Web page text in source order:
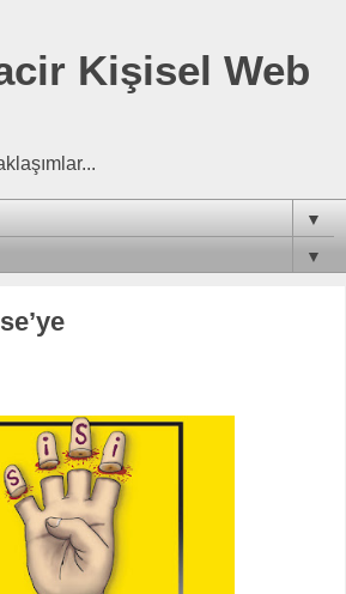
Kişisel Web
▼
▼